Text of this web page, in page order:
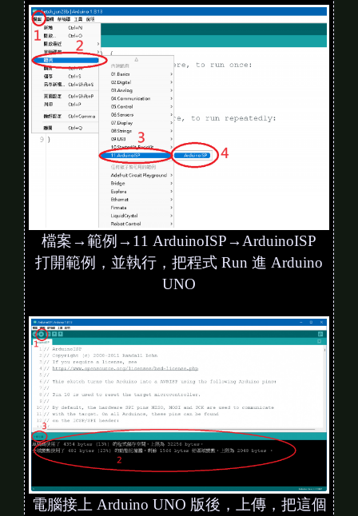
檔案→範例→11 ArduinoISP→ArduinoISP
打開範例，並執行，把程式 Run 進 Arduino
UNO
電腦接上 Arduino UNO 版後，上傳，把這個